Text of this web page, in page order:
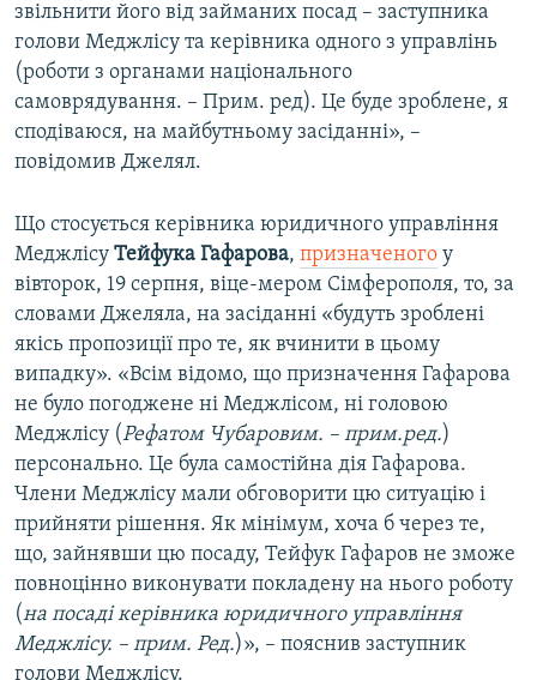
звільнити його від займаних посад – заступника
голови Меджлісу та керівника одного з управлінь
(роботи з органами національного
самоврядування. – Прим. ред). Це буде зроблене, я
сподіваюся, на майбутньому засіданні», –
повідомив Джелял.
Що стосується керівника юридичного управління
Меджлісу Тейфука Гафарова, призначеного у
вівторок, 19 серпня, віце-мером Сімферополя, то, за
словами Джеляла, на засіданні «будуть зроблені
якісь пропозиції про те, як вчинити в цьому
випадку». «Всім відомо, що призначення Гафарова
не було погоджене ні Меджлісом, ні головою
Меджлісу (Рефатом Чубаровим. – прим.ред.)
персонально. Це була самостійна дія Гафарова.
Члени Меджлісу мали обговорити цю ситуацію і
прийняти рішення. Як мінімум, хоча б через те,
що, зайнявши цю посаду, Тейфук Гафаров не зможе
повноцінно виконувати покладену на нього роботу
(на посаді керівника юридичного управління
Меджлісу. – прим. Ред.)», – пояснив заступник
голови Меджлісу.